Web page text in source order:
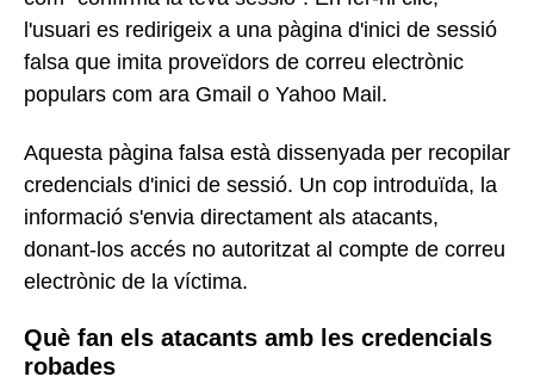
l'usuari es redirigeix a una pàgina d'inici de sessió
falsa que imita proveïdors de correu electrònic
populars com ara Gmail o Yahoo Mail.
Aquesta pàgina falsa està dissenyada per recopilar
credencials d'inici de sessió. Un cop introduïda, la
informació s'envia directament als atacants,
donant-los accés no autoritzat al compte de correu
electrònic de la víctima.
Què fan els atacants amb les credencials
robades